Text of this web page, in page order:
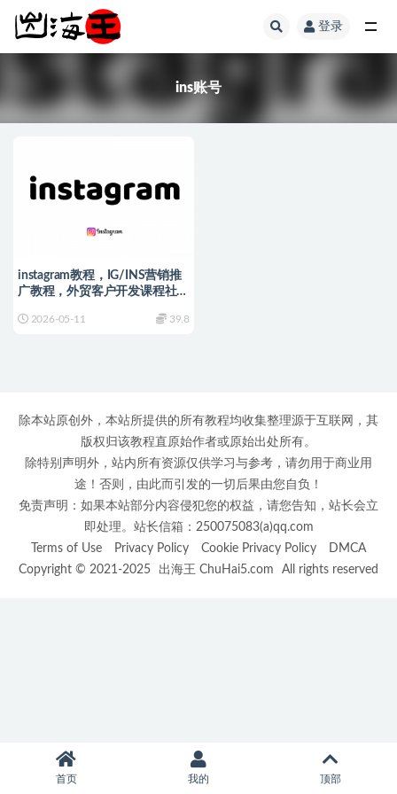
登录
ins账号
instagram教程，IG/INS营销推
广教程，外贸客户开发课程社交
2026-05-11 39.8
除本站原创外，本站所提供的所有教程均收集整理源于互联网，其
版权归该教程直原始作者或原始出处所有。
除特别声明外，站内所有资源仅供学习与参考，请勿用于商业用
途！否则，由此而引发的一切后果由您自负！
免责声明：如果本站部分内容侵犯您的权益，请您告知，站长会立
即处理。站长信箱：250075083(a)qq.com
Terms of Use
Privacy Policy Cookie Privacy Policy
DMCA
Copyright © 2021-2025
出海王 ChuHai5.com All rights reserved
首页 我的 顶部
全部